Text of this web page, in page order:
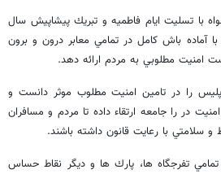
با تسليت ايام فاطميه و تبريك پيشاپيش سال
آماده باش كامل در تمامي معابر درون و برون
مطلوبي به مردم ارائه دهد.
را در تامين امنيت مطلوب موثر دانست و
در را جامعه ارتقاء داده تا مردم و مسافران
سلامتي با رعايت قانون داشته باشند.
تفرجگاه ها، پارك ها و ديگر نقاط حساس